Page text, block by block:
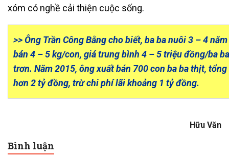
xóm có nghề cải thiện cuộc sống.
>> Ông Trần Công Bằng cho biết, ba ba nuôi 3 – 4
bán 4 – 5 kg/con, giá trung bình 4 – 5 triệu đồng/ba
trơn. Năm 2015, ông xuất bán 700 con ba ba thịt,
hơn 2 tỷ đồng, trừ chi phí lãi khoảng 1 tỷ đồng.
Hữu Văn
Bình luận